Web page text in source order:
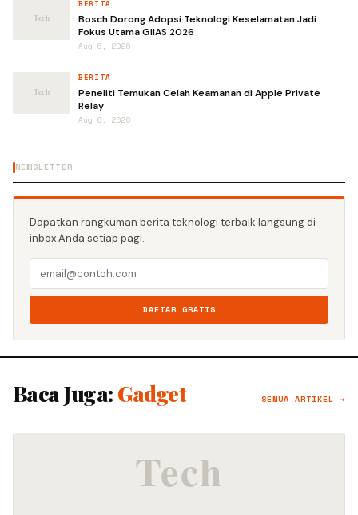
BERITA
Bosch Dorong Adopsi Teknologi Keselamatan Jadi
Fokus Utama GIIAS 2026
Aug 6, 2026
BERITA
Peneliti Temukan Celah Keamanan di Apple Private
Relay
Aug 6, 2026
NEWSLETTER
Dapatkan rangkuman berita teknologi terbaik langsung di
inbox Anda setiap pagi.
DAFTAR GRATIS
Baca Juga: Gadget SEMUA ARTIKEL →